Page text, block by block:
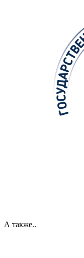
А также..